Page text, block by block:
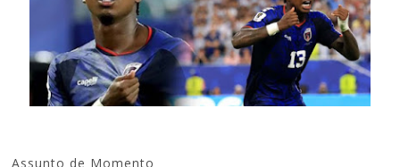
Assunto de Momento